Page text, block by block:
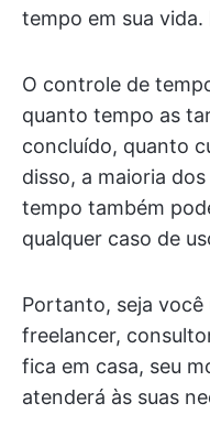
tempo em sua vida.
O controle de
quanto tempo as
concluído, quanto
disso, a maioria
tempo também
qualquer caso de
Portanto, seja
freelancer,
fica em casa, seu
atenderá às suas